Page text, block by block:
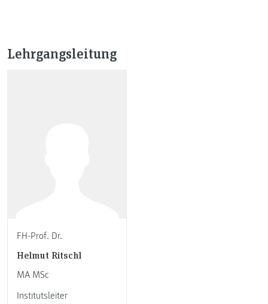
Lehrgangsleitung
FH-Prof. Dr.
Helmut Ritschl
MA MSc
Institutsleiter